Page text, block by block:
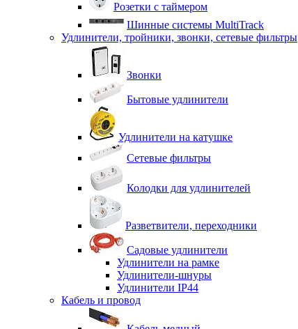
Розетки с таймером
Шинные системы MultiTrack
Удлинители, тройники, звонки, сетевые фильтры
Звонки
Бытовые удлинители
Удлинители на катушке
Сетевые фильтры
Колодки для удлинителей
Разветвители, переходники
Садовые удлинители
Удлинители на рамке
Удлинители-шнуры
Удлинители IP44
Кабель и провод